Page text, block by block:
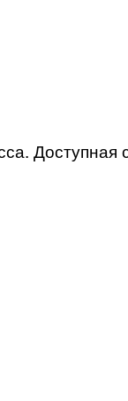
Доступная